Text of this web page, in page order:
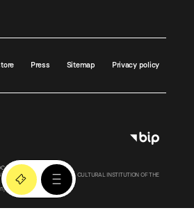
Press Sitemap Privacy policy
2011-2026
ART IN KRAKOW – A CULTURAL INSTITUTION OF THE